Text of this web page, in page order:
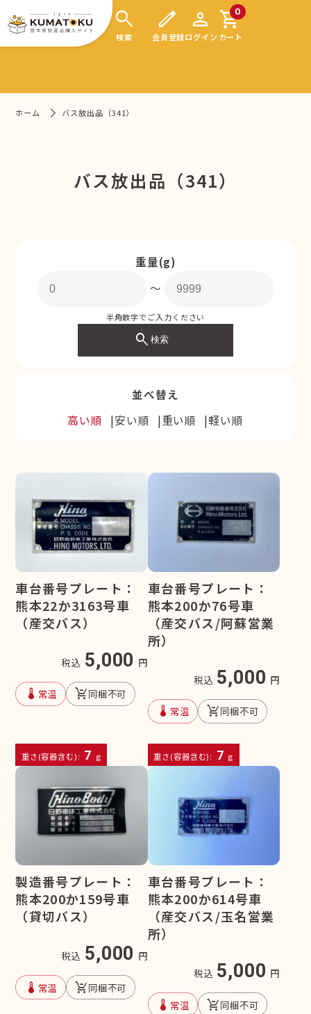
search
検索
edit
会員登録
person
ログイン
0
shopping_cart
カート
ホーム バス放出品（341）
バス放出品（341）
重量(g)
〜
半角数字でご入力ください
search検索
並べ替え
高い順
安い順 重い順 軽い順
車台番号プレート：
熊本22か3163号車
（産交バス）
税込 5,000 円
device_thermostat 常温 remove_shopping_cart同梱不可
重さ(容器含む): 7 g
車台番号プレート：
熊本200か76号車
（産交バス/阿蘇営業
所）
税込 5,000 円
device_thermostat 常温 remove_shopping_cart同梱不可
重さ(容器含む): 7 g
製造番号プレート：
熊本200か159号車
（貸切バス）
税込 5,000 円
device_thermostat 常温 remove_shopping_cart同梱不可
車台番号プレート：
熊本200か614号車
（産交バス/玉名営業
所）
税込 5,000 円
device_thermostat 常温 remove_shopping_cart同梱不可